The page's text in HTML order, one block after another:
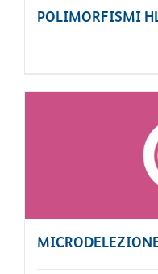
POLIMORFISMI